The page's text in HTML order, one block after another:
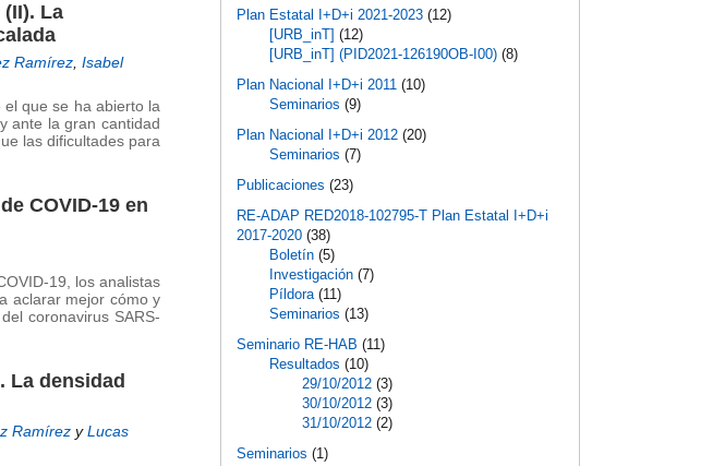
La
Ramírez, Isabel
el que se ha abierto la
ante la gran cantidad
las dificultades para
COVID-19 en
19, los analistas
aclarar mejor cómo y
coronavirus SARS-
La densidad
Ramírez y Lucas
Plan Estatal I+D+i 2021-2023 (12)
[URB_inT] (12)
[URB_inT] (PID2021-126190OB-I00) (8)
Plan Nacional I+D+i 2011 (10)
Seminarios (9)
Plan Nacional I+D+i 2012 (20)
Seminarios (7)
Publicaciones (23)
RE-ADAP RED2018-102795-T Plan Estatal I+D+i
2017-2020 (38)
Boletín (5)
Investigación (7)
Píldora(11)
Seminarios (13)
Seminario RE-HAB (11)
Resultados (10)
29/10/2012 (3)
30/10/2012 (3)
31/10/2012 (2)
Seminarios (1)